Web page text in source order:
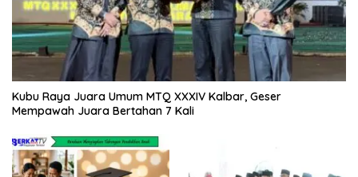
Kubu Raya Juara Umum MTQ XXXIV Kalbar, Geser
Mempawah Juara Bertahan 7 Kali